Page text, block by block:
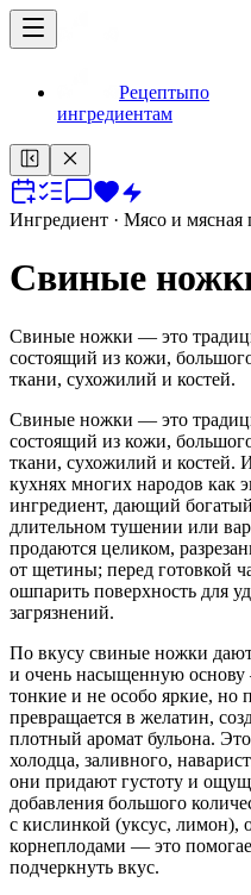
Рецептыпо
ингредиентам
Ингредиент · Мясо и мясная
Свиные
Свиные ножки — это
состоящий из кожи,
ткани, сухожилий и костей.
Свиные ножки — это
состоящий из кожи,
ткани, сухожилий и костей.
кухнях многих народов как
ингредиент, дающий
длительном тушении или
продаются целиком,
от щетины; перед готовкой
ошпарить поверхность для
загрязнений.
По вкусу свиные ножки
и очень насыщенную
тонкие и не особо яркие, но
превращается в желатин,
плотный аромат бульона.
холодца, заливного,
они придают густоту и
добавления большого
с кислинкой (уксус, лимон),
корнеплодами — это
подчеркнуть вкус.